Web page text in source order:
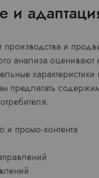
производства и
анализа
характеристики
предлагать
и промо-контента